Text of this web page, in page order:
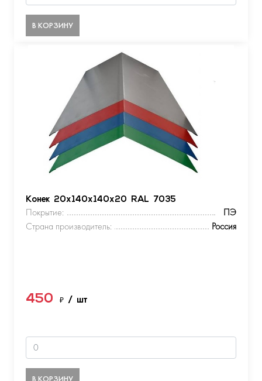
В КОРЗИНУ
Конек 20х140х140х20 RAL 7035
Покрытие:
ПЭ
Страна производитель:
Россия
450 ₽ / шт
В КОРЗИНУ